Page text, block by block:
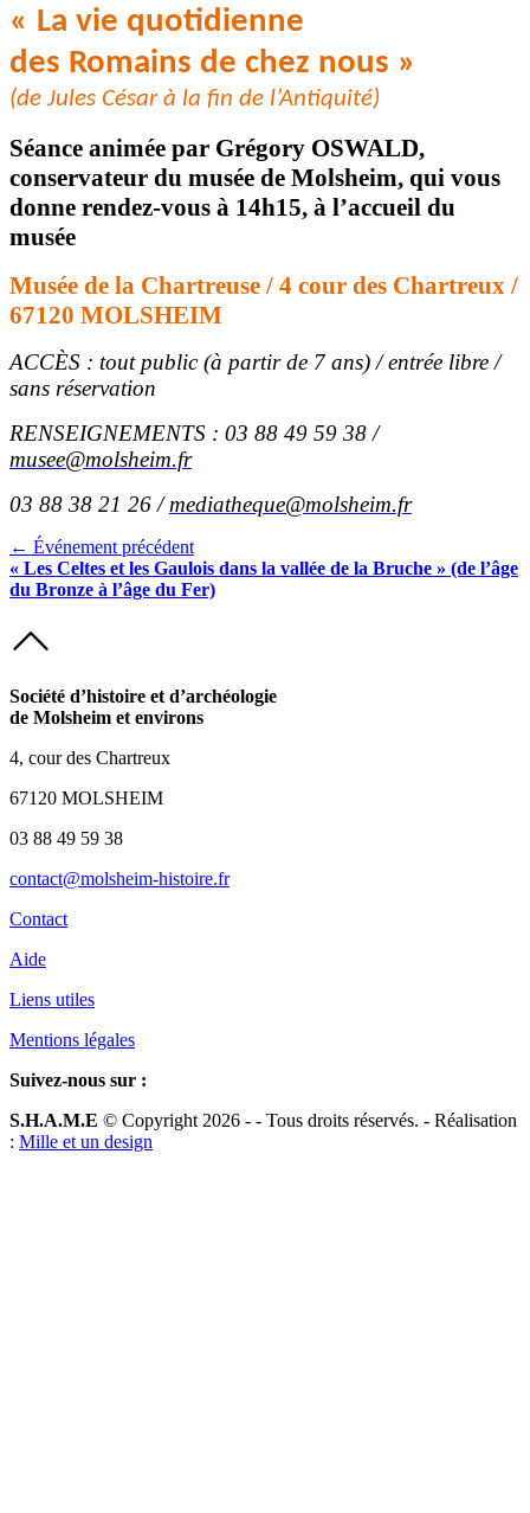
« La vie quotidienne
des Romains de chez nous »
(de Jules César à la fin de l’Antiquité)
Séance animée par Grégory OSWALD,
conservateur du musée de Molsheim, qui vous
donne rendez-vous à 14h15, à l’accueil du
musée
Musée de la Chartreuse / 4 cour des Chartreux /
67120 MOLSHEIM
ACCÈS : tout public (à partir de 7 ans) / entrée libre /
sans réservation
RENSEIGNEMENTS : 03 88 49 59 38 /
musee@molsheim.fr
03 88 38 21 26 /mediatheque@molsheim.fr
← Événement précédent
« Les Celtes et les Gaulois dans la vallée de la Bruche » (de l’âge
du Bronze à l’âge du Fer)
Société d’histoire et d’archéologie
de Molsheim et environs
4, cour des Chartreux
67120 MOLSHEIM
03 88 49 59 38
contact@molsheim-histoire.fr
Contact
Aide
Liens utiles
Mentions légales
Suivez-nous sur :
S.H.A.M.E © Copyright 2026 - - Tous droits réservés. - Réalisation
: Mille et un design